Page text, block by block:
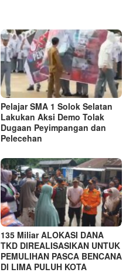
Pelajar SMA 1 Solok Selatan
Lakukan Aksi Demo Tolak
Dugaan Peyimpangan dan
Pelecehan
135 Miliar ALOKASI DANA
TKD DIREALISASIKAN UNTUK
PEMULIHAN PASCA BENCANA
DI LIMA PULUH KOTA